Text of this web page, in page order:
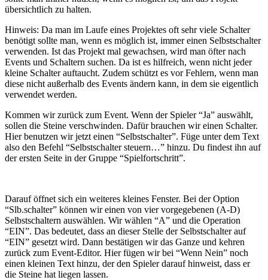
übersichtlich zu halten.
Hinweis: Da man im Laufe eines Projektes oft sehr viele Schalter
benötigt sollte man, wenn es möglich ist, immer einen Selbstschalter
verwenden. Ist das Projekt mal gewachsen, wird man öfter nach
Events und Schaltern suchen. Da ist es hilfreich, wenn nicht jeder
kleine Schalter auftaucht. Zudem schützt es vor Fehlern, wenn man
diese nicht außerhalb des Events ändern kann, in dem sie eigentlich
verwendet werden.
Kommen wir zurück zum Event. Wenn der Spieler “Ja” auswählt,
sollen die Steine verschwinden. Dafür brauchen wir einen Schalter.
Hier benutzen wir jetzt einen “Selbstschalter”. Füge unter dem Text
also den Befehl “Selbstschalter steuern…” hinzu. Du findest ihn auf
der ersten Seite in der Gruppe “Spielfortschritt”.
Darauf öffnet sich ein weiteres kleines Fenster. Bei der Option
“Slb.schalter” können wir einen von vier vorgegebenen (A-D)
Selbstschaltern auswählen. Wir wählen “A” und die Operation
“EIN”. Das bedeutet, dass an dieser Stelle der Selbstschalter auf
“EIN” gesetzt wird. Dann bestätigen wir das Ganze und kehren
zurück zum Event-Editor. Hier fügen wir bei “Wenn Nein” noch
einen kleinen Text hinzu, der den Spieler darauf hinweist, dass er
die Steine hat liegen lassen.